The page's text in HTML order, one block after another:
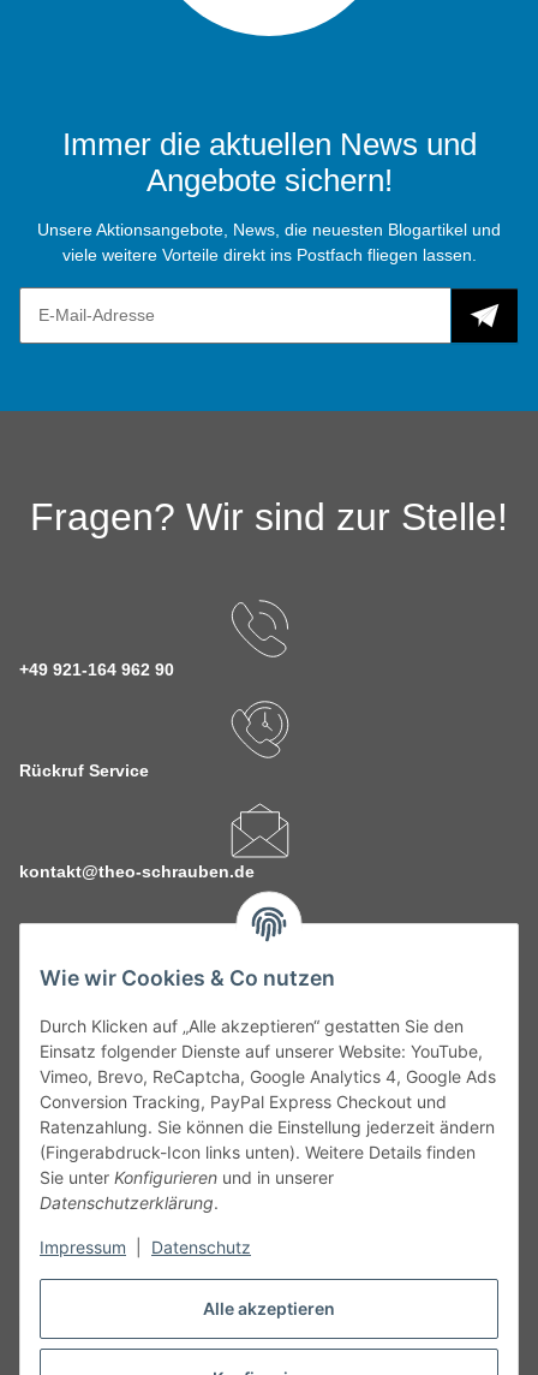
Alle akzeptieren
Wie wir Cookies & Co nutzen
Durch Klicken auf „Alle akzeptieren“ gestatten Sie den
Einsatz folgender Dienste auf unserer Website: YouTube,
Vimeo, Brevo, ReCaptcha, Google Analytics 4, Google Ads
Conversion Tracking, PayPal Express Checkout und
Ratenzahlung. Sie können die Einstellung jederzeit ändern
(Fingerabdruck-Icon links unten). Weitere Details finden
Sie unter Konfigurieren und in unserer
Datenschutzerklärung.
Impressum Datenschutz
Immer die aktuellen News und
Angebote sichern!
Unsere Aktionsangebote, News, die neuesten Blogartikel und
viele weitere Vorteile direkt ins Postfach fliegen lassen.
Fragen? Wir sind zur Stelle!
+49 921-164 962 90
Rückruf Service
kontakt@theo-schrauben.de
Service
Gesetzliche Informationen
Alle technischen Angaben ohne Gewähr. Irrtümer und fehlerhafte
Angaben vorbehalten. Wenn Sie Datenblätter oder spezielle
unseren Kundenservice. Abbildungen der Artikel können
Vertrag widerrufen